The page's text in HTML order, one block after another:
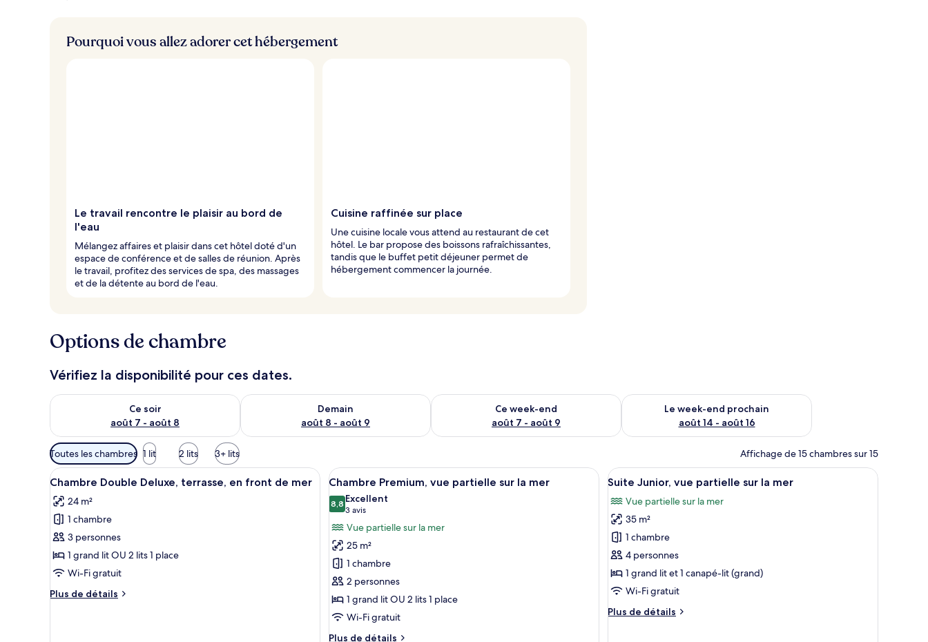
Pourquoi vous allez adorer cet hébergement
Le travail rencontre le plaisir au bord de
l'eau
Mélangez affaires et plaisir dans cet hôtel doté d'un
espace de conférence et de salles de réunion. Après
le travail, profitez des services de spa, des massages
et de la détente au bord de l'eau.
Cuisine raffinée sur place
Une cuisine locale vous attend au restaurant de cet
hôtel. Le bar propose des boissons rafraîchissantes,
tandis que le buffet petit déjeuner permet de
hébergement commencer la journée.
Options de chambre
Vérifiez la disponibilité pour ces dates.
Ce soir
août 7 - août 8
Vérifier la disponibilité pour ce soir août 7 - août 8
Demain
août 8 - août 9
Vérifier la disponibilité pour demain août 8 - août 9
Ce week-end
août 7 - août 9
Vérifier la disponibilité pour ce week-end août 7 - août 9
Le week-end prochain
août 14 - août 16
Vérifier la disponibilité pour le week-end prochain août 14 -
Filtres
disponibles
pour
les
chambres
Toutes les chambres 1 lit 2 lits 3+ lits Affichage de 15 chambres sur 15
Afficher
toutes
les
photos
pour
ce
type
chambre :
Une chambre d’hôtel moderne avec un grand lit, un bureau agrémenté d’un panier de fruits, une chaise et une vue sur la mer à travers de fines rideaux.
16
Chambre Double Deluxe, terrasse, en front de mer
24 m²
1 chambre
3 personnes
1 grand lit OU 2 lits 1 place
Wi-Fi gratuit
Plus de détails
Plus
Afficher
toutes
les
photos
pour
ce
type
de
chambre :
Chambre
Premium,
Une chambre moderne avec un grand lit, des tables de chevet, un bureau et un luminaire suspendu.
6
Chambre Premium, vue partielle sur la mer
8,88,8 sur 10
Excellent
3 avis
(3 avis)
Vue partielle sur la mer
25 m²
1 chambre
2 personnes
1 grand lit OU 2 lits 1 place
Wi-Fi gratuit
Plus de détails
Plus
Afficher
toutes
les
photos
pour
ce
type
de
chambre :
Suite
Un salon moderne avec un téléviseur à
6
Suite Junior, vue partielle sur la mer
Vue partielle sur la mer
35 m²
1 chambre
4 personnes
1 grand lit et 1 canapé-lit (grand)
Wi-Fi gratuit
Plus de détails
Plus